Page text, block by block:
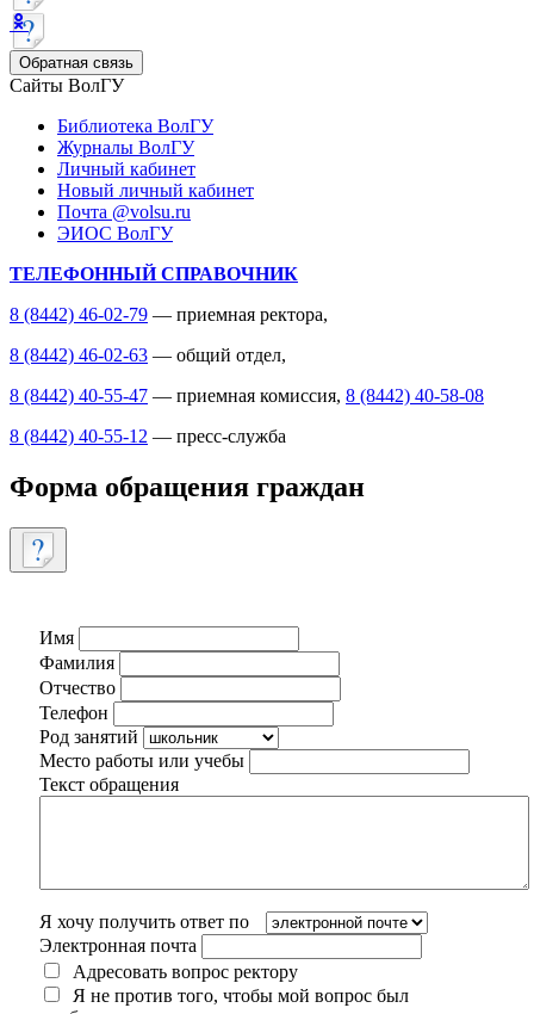
Обратная связь
Сайты ВолГУ
Библиотека ВолГУ
Журналы ВолГУ
Личный кабинет
Новый личный кабинет
Почта @volsu.ru
ЭИОС ВолГУ
ТЕЛЕФОННЫЙ СПРАВОЧНИК
8 (8442) 46-02-79 — приемная ректора,
8 (8442) 46-02-63 — общий отдел,
8 (8442) 40-55-47 — приемная комиссия, 8 (8442) 40-58-08
8 (8442) 40-55-12 — пресс-служба
Форма обращения граждан
Имя
Фамилия
Отчество
Телефон
Род занятий
Место работы или учебы
Текст обращения
Я хочу получить ответ по
Электронная почта
Адресовать вопрос ректору
Я не против того, чтобы мой вопрос был